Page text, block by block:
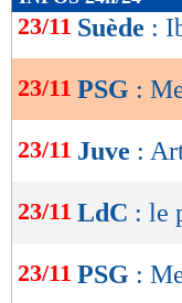
de
OK
23/11 Suède :
23/11 PSG :
23/11 Juve :
23/11 LdC : le
23/11 PSG :